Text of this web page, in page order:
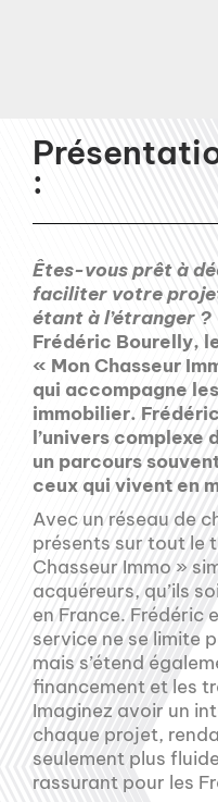
:
Êtes-vous prêt à
faciliter votre
étant à l’étranger ?
Frédéric Bourelly,
« Mon Chasseur
qui accompagne
immobilier.
l’univers complexe
un parcours
ceux qui vivent en
Avec un réseau de
présents sur tout le
Chasseur Immo »
acquéreurs, qu’ils
en France. Frédéric
service ne se limite
mais s’étend
financement et les
Imaginez avoir un
chaque projet,
seulement plus
rassurant pour les